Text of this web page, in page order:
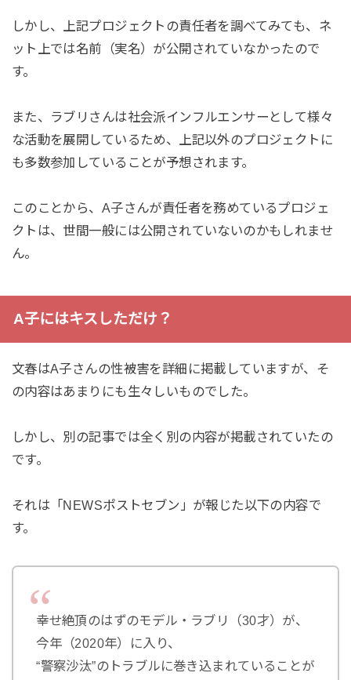
しかし、上記プロジェクトの責任者を調べてみても、ネ
ット上では名前（実名）が公開されていなかったので
す。
また、ラブリさんは社会派インフルエンサーとして様々
な活動を展開しているため、上記以外のプロジェクトに
も多数参加していることが予想されます。
このことから、A子さんが責任者を務めているプロジェ
クトは、世間一般には公開されていないのかもしれませ
ん。
A子にはキスしただけ？
文春はA子さんの性被害を詳細に掲載していますが、そ
の内容はあまりにも生々しいものでした。
しかし、別の記事では全く別の内容が掲載されていたの
です。
それは「NEWSポストセブン」が報じた以下の内容で
す。
幸せ絶頂のはずのモデル・ラブリ（30才）が、
今年（2020年）に入り、
“警察沙汰”のトラブルに巻き込まれていることが